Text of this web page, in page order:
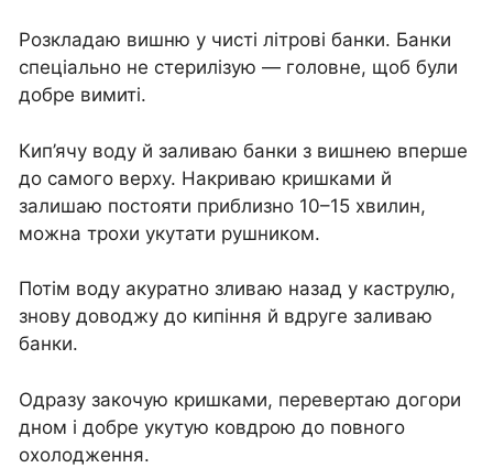
Розкладаю вишню у чисті літрові банки. Банки
спеціально не стерилізую — головне, щоб були
добре вимиті.
Кип’ячу воду й заливаю банки з вишнею вперше
до самого верху. Накриваю кришками й
залишаю постояти приблизно 10–15 хвилин,
можна трохи укутати рушником.
Потім воду акуратно зливаю назад у каструлю,
знову доводжу до кипіння й вдруге заливаю
банки.
Одразу закочую кришками, перевертаю догори
дном і добре укутую ковдрою до повного
охолодження.